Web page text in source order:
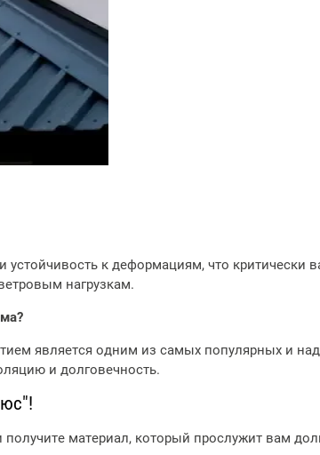
в
кровли
Подробее
к деформациям, что критически
нагрузкам.
является одним из самых популярных и
и долговечность.
материал, который прослужит вам